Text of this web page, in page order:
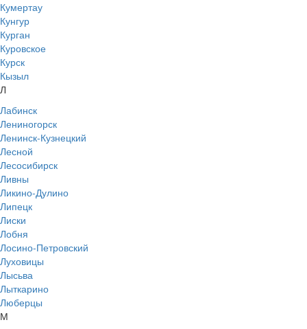
Кумертау
Кунгур
Курган
Куровское
Курск
Кызыл
Л
Лабинск
Лениногорск
Ленинск-Кузнецкий
Лесной
Лесосибирск
Ливны
Ликино-Дулино
Липецк
Лиски
Лобня
Лосино-Петровский
Луховицы
Лысьва
Лыткарино
Люберцы
М